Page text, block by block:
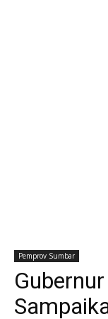
Pemprov Sumbar